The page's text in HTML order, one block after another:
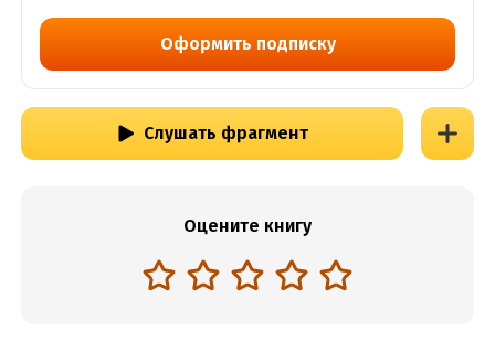
Оформить подписку
Слушать фрагмент
Оцените книгу